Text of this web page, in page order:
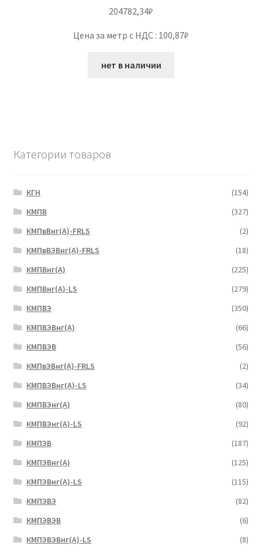
204782,34₽
Цена за метр с НДС : 100,87₽
нет в наличии
Категории товаров
КГН
(154)
КМПВ
(327)
КМПвВнг(А)-FRLS
(2)
КМПвВЭВнг(А)-FRLS
(18)
КМПВнг(А)
(225)
КМПВнг(А)-LS
(279)
КМПВЭ
(350)
КМПВЭBнг(А)
(66)
КМПВЭВ
(56)
КМПвЭВнг(А)-FRLS
(2)
КМПВЭВнг(А)-LS
(34)
КМПВЭнг(А)
(80)
КМПВЭнг(А)-LS
(92)
КМПЭВ
(187)
КМПЭВнг(А)
(125)
КМПЭВнг(А)-LS
(115)
КМПЭВЭ
(82)
КМПЭВЭВ
(6)
КМПЭВЭВнг(А)-LS
(8)